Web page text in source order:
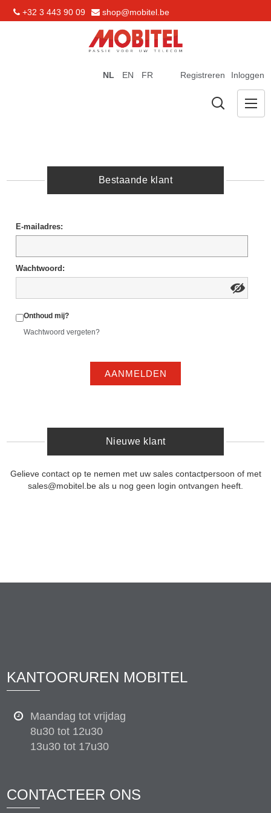
+32 3 443 90 09 shop@mobitel.be
Registreren Inloggen
NL EN FR
Bestaande klant
E-mailadres:
Wachtwoord:
Onthoud mij?
Wachtwoord vergeten?
AANMELDEN
Nieuwe klant
Gelieve contact op te nemen met uw sales contactpersoon of met
sales@mobitel.be als u nog geen login ontvangen heeft.
KANTOORUREN MOBITEL
Maandag tot vrijdag
8u30 tot 12u30
13u30 tot 17u30
CONTACTEER ONS